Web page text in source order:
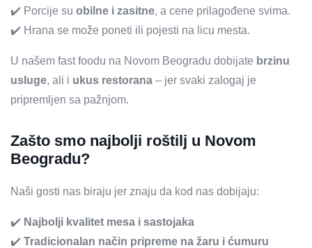
✔️ Porcije su obilne i zasitne, a cene prilagođene svima.
✔️ Hrana se može poneti ili pojesti na licu mesta.
U našem fast foodu na Novom Beogradu dobijate brzinu
usluge, ali i ukus restorana – jer svaki zalogaj je
pripremljen sa pažnjom.
Zašto smo najbolji roštilj u Novom
Beogradu?
Naši gosti nas biraju jer znaju da kod nas dobijaju:
✔️ Najbolji kvalitet mesa i sastojaka
✔️ Tradicionalan način pripreme na žaru i ćumuru